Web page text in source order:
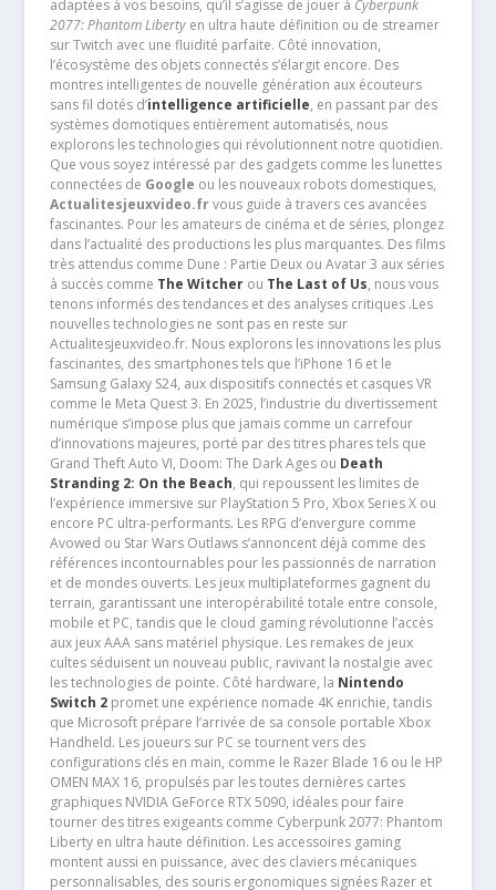
adaptées à vos besoins, qu’il s’agisse de jouer à Cyberpunk
2077: Phantom Libertyen ultra haute définition ou de streamer
sur Twitch avec une fluidité parfaite. Côté innovation,
l’écosystème des objets connectés s’élargit encore. Des
montres intelligentes de nouvelle génération aux écouteurs
sans fil dotés d’intelligence artificielle, en passant par des
systèmes domotiques entièrement automatisés, nous
explorons les technologies qui révolutionnent notre quotidien.
Que vous soyez intéressé par des gadgets comme les lunettes
connectées de Google ou les nouveaux robots domestiques,
Actualitesjeuxvideo.frvous guide à travers ces avancées
fascinantes. Pour les amateurs de cinéma et de séries, plongez
dans l’actualité des productions les plus marquantes. Des films
très attendus comme Dune : Partie Deux ou Avatar 3 aux séries
à succès comme The Witcherou The Last of Us, nous vous
tenons informés des tendances et des analyses critiques .Les
nouvelles technologies ne sont pas en reste sur
Actualitesjeuxvideo.fr. Nous explorons les innovations les plus
fascinantes, des smartphones tels que l’iPhone 16 et le
Samsung Galaxy S24, aux dispositifs connectés et casques VR
comme le Meta Quest 3. En 2025, l’industrie du divertissement
numérique s’impose plus que jamais comme un carrefour
d’innovations majeures, porté par des titres phares tels que
Grand Theft Auto VI, Doom: The Dark Ages ou Death
Stranding 2: On the Beach, qui repoussent les limites de
l’expérience immersive sur PlayStation 5 Pro, Xbox Series X ou
encore PC ultra-performants. Les RPG d’envergure comme
Avowed ou Star Wars Outlaws s’annoncent déjà comme des
références incontournables pour les passionnés de narration
et de mondes ouverts. Les jeux multiplateformes gagnent du
terrain, garantissant une interopérabilité totale entre console,
mobile et PC, tandis que le cloud gaming révolutionne l’accès
aux jeux AAA sans matériel physique. Les remakes de jeux
cultes séduisent un nouveau public, ravivant la nostalgie avec
les technologies de pointe. Côté hardware, la Nintendo
Switch 2promet une expérience nomade 4K enrichie, tandis
que Microsoft prépare l’arrivée de sa console portable Xbox
Handheld. Les joueurs sur PC se tournent vers des
configurations clés en main, comme le Razer Blade 16 ou le HP
OMEN MAX 16, propulsés par les toutes dernières cartes
graphiques NVIDIA GeForce RTX 5090, idéales pour faire
tourner des titres exigeants comme Cyberpunk 2077: Phantom
Liberty en ultra haute définition. Les accessoires gaming
montent aussi en puissance, avec des claviers mécaniques
personnalisables, des souris ergonomiques signées Razer et